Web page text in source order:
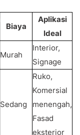
Biaya
Aplikasi
Ideal
Murah
Interior,
Signage
Sedang
Ruko,
Komersial
menengah,
Fasad
eksterior